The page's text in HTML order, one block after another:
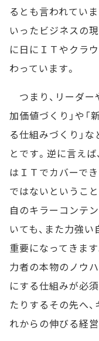
るとも言われてい
いったビジネスの
に日にＩＴやクラ
わっています。
つまり、リーダー
加価値づくり」や「
る仕組みづくり」
とです。逆に言え
はＩＴでカバーで
ではないというこ
自のキラーコンテ
いても、また力強
重要になってきます
力者の本物のノウ
にする仕組みが必
たりするその先へ
れからの伸びる経営